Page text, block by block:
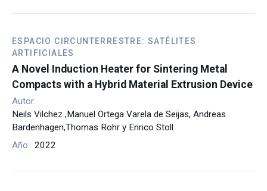
ESPACIO CIRCUNTERRESTRE: SATÉLITES
ARTIFICIALES
A Novel Induction Heater for Sintering Metal
Compacts with a Hybrid Material Extrusion Device
Autor:
Neils Vilchez ,Manuel Ortega Varela de Seijas, Andreas
Bardenhagen,Thomas Rohr y Enrico Stoll
Año: 2022